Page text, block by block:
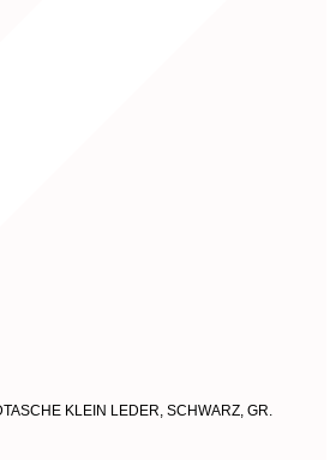
KLEIN LEDER, SCHWARZ, GR.